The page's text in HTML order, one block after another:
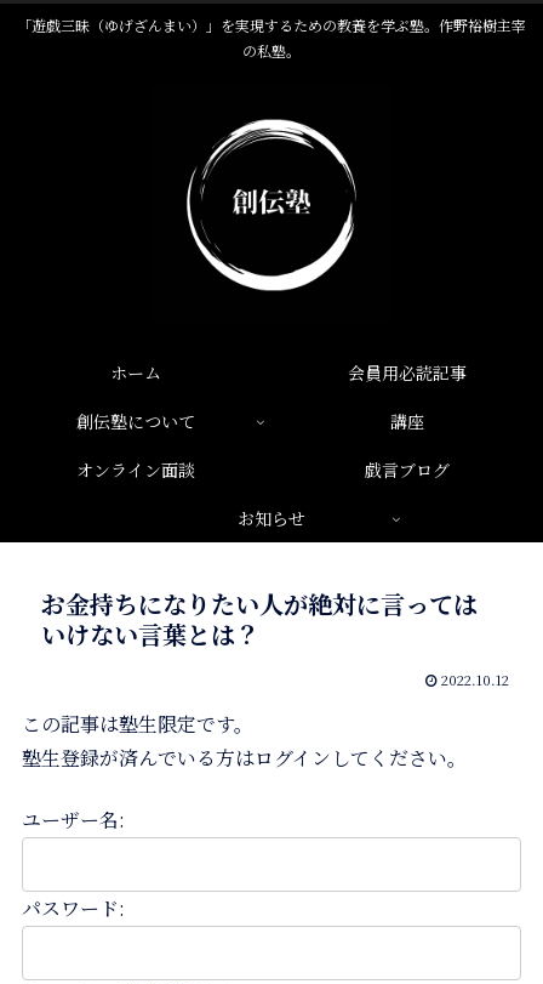
「遊戯三昧（ゆげざんまい）」を実現するための教養を学ぶ塾。作野裕樹主宰
の私塾。
ホーム
会員用必読記事
創伝塾について
講座
オンライン面談
戯言ブログ
お知らせ
お金持ちになりたい人が絶対に言っては
いけない言葉とは？
2022.10.12
この記事は塾生限定です。
塾生登録が済んでいる方はログインしてください。
ユーザー名:
パスワード: